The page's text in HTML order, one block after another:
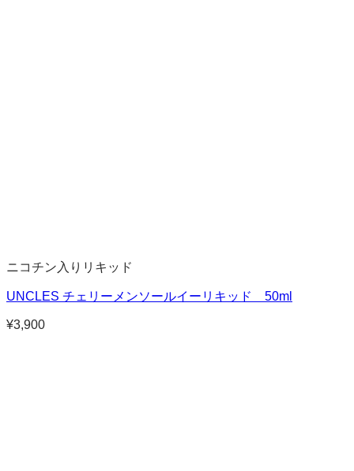
ニコチン入りリキッド
UNCLES チェリーメンソールイーリキッド 50ml
¥3,900